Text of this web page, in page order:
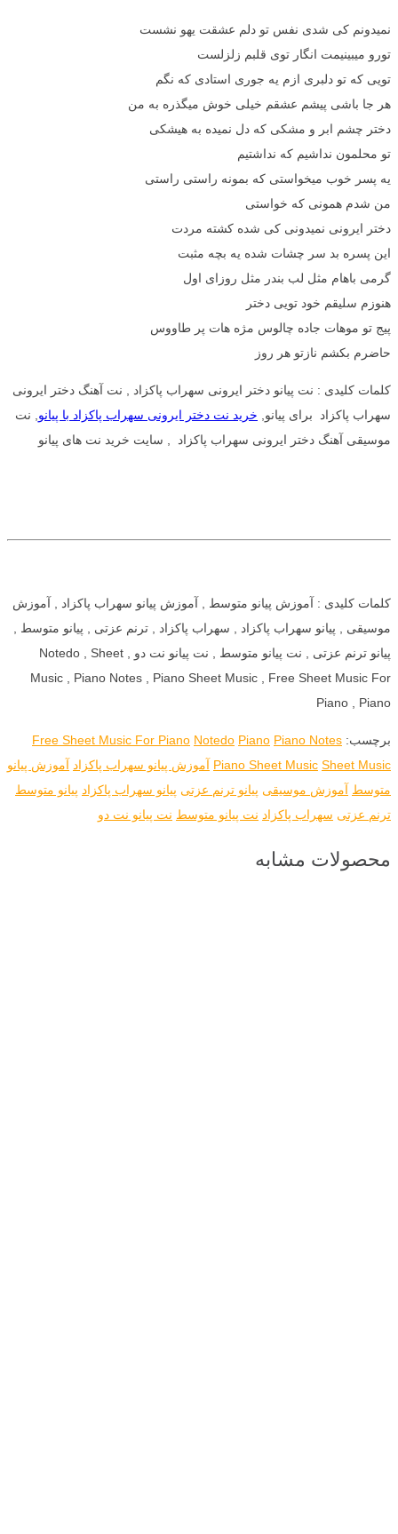
نمیدونم کی شدی نفس تو دلم عشقت یهو نشست
تورو میبینیمت انگار توی قلبم زلزلست
تویی که تو دلبری ازم یه جوری استادی که نگم
هر جا باشی پیشم عشقم خیلی خوش میگذره به من
دختر چشم ابر و مشکی که دل نمیده به هیشکی
تو محلمون نداشیم که نداشتیم
یه پسر خوب میخواستی که بمونه راستی راستی
من شدم همونی که خواستی
دختر ایرونی نمیدونی کی شده کشته مردت
این پسره بد سر چشات شده یه بچه مثبت
گرمی باهام مثل لب بندر مثل روزای اول
هنوزم سلیقم خود تویی دختر
پیج تو موهات جاده چالوس مژه هات پر طاووس
حاضرم بکشم نازتو هر روز
کلمات کلیدی : نت پیانو دختر ایرونی سهراب پاکزاد , نت آهنگ دختر ایرونی
سهراب پاکزاد برای پیانو, خرید نت دختر ایرونی سهراب پاکزاد با پیانو , نت
موسیقی آهنگ دختر ایرونی سهراب پاکزاد , سایت خرید نت های پیانو
کلمات کلیدی : آموزش پیانو متوسط , آموزش پیانو سهراب پاکزاد , آموزش
موسیقی , پیانو سهراب پاکزاد , سهراب پاکزاد , ترنم عزتی , پیانو متوسط ,
پیانو ترنم عزتی , نت پیانو متوسط , نت پیانو نت دو , Notedo , Sheet
Music , Piano Notes , Piano Sheet Music , Free Sheet Music For
Piano , Piano
برچسب: Free Sheet Music For Piano Notedo Piano Piano Notes
Piano Sheet Music Sheet Music آموزش پیانو سهراب پاکزاد آموزش پیانو
متوسط آموزش موسیقی پیانو ترنم عزتی پیانو سهراب پاکزاد پیانو متوسط
ترنم عزتی سهراب پاکزاد نت پیانو متوسط نت پیانو نت دو
محصولات مشابه